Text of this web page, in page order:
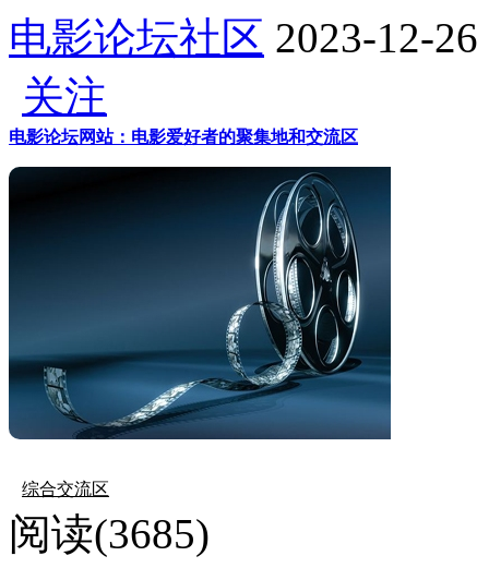
电影论坛社区 2023-12-26
关注
电影论坛网站：电影爱好者的聚集地和交流区
综合交流区
阅读(3685)